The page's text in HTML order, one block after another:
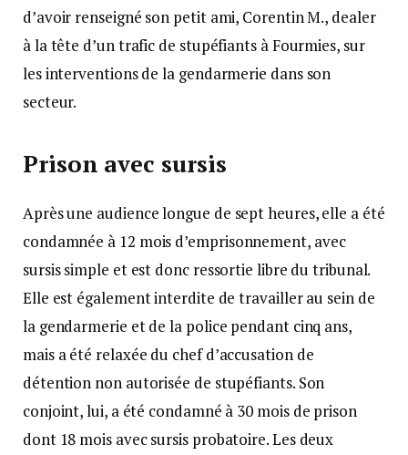
d’avoir renseigné son petit ami, Corentin M., dealer
à la tête d’un trafic de stupéfiants à Fourmies, sur
les interventions de la gendarmerie dans son
secteur.
Prison avec sursis
Après une audience longue de sept heures, elle a été
condamnée à 12 mois d’emprisonnement, avec
sursis simple et est donc ressortie libre du tribunal.
Elle est également interdite de travailler au sein de
la gendarmerie et de la police pendant cinq ans,
mais a été relaxée du chef d’accusation de
détention non autorisée de stupéfiants. Son
conjoint, lui, a été condamné à 30 mois de prison
dont 18 mois avec sursis probatoire. Les deux